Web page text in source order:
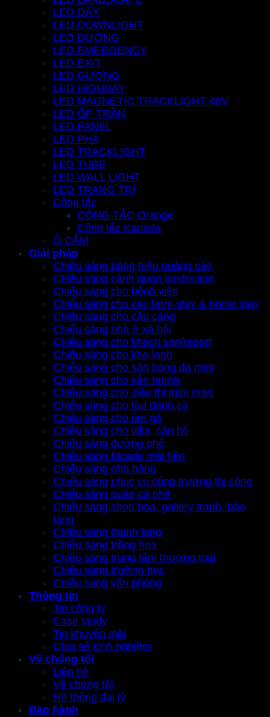
LED DÂY
LED DOWNLIGHT
LED ĐƯỜNG
LED EMERGENCY
LED EXIT
LED GƯƠNG
LED HIGHBAY
LED MAGNETIC TRACKLIGHT 48V
LED ỐP TRẦN
LED PANEL
LED PHA
LED TRACKLIGHT
LED TUBE
LED WALL LIGHT
LED TRANG TRÍ
Công tắc
CÔNG TẮC Orange
Công tắc Kanada
Ổ CẮM
Giải pháp
Chiếu sáng bảng hiệu quảng cáo
Chiếu sáng cảnh quan landscape
Chiếu sáng cho bệnh viện
Chiếu sáng cho các farm stay & home stay
Chiếu sáng cho cầu cảng
Chiếu sáng nhà ở xã hội
Chiếu sáng cho khách sạn/resort
Chiếu sáng cho kho lạnh
Chiếu sáng cho sân bóng đá mini
Chiếu sáng cho sân tennis
Chiếu sáng cho siêu thị mini mart
Chiếu sáng cho tàu đánh cá
Chiếu sáng cho úm gà
Chiếu sáng cho villa, căn hộ
Chiếu sáng đường phố
Chiếu sáng facade mặt tiền
Chiếu sáng nhà hàng
Chiếu sáng phục vụ công trường thi công
Chiếu sáng quán cà phê
Chiếu sáng shop hoa, gallery tranh, bảo
tàng
Chiếu sáng thanh long
Chiếu sáng trồng hoa
Chiếu sáng trung tâm thương mại
Chiếu sáng trường học
Chiếu sáng văn phòng
Thông tin
Tin công ty
Case study
Tin khuyến mãi
Chia sẻ kinh nghiệm
Về chúng tôi
Liên hệ
Về chúng tôi
Hệ thống đại lý
Bảo hành